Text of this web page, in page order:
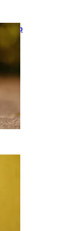
kaip